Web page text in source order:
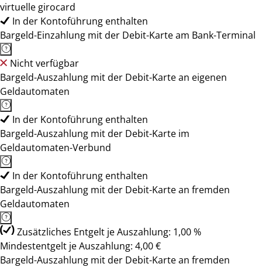
virtuelle girocard
In der Kontoführung enthalten
Bargeld-Einzahlung mit der Debit-Karte am Bank-Terminal
Nicht verfügbar
Bargeld-Auszahlung mit der Debit-Karte an eigenen
Geldautomaten
In der Kontoführung enthalten
Bargeld-Auszahlung mit der Debit-Karte im
Geldautomaten-Verbund
In der Kontoführung enthalten
Bargeld-Auszahlung mit der Debit-Karte an fremden
Geldautomaten
Zusätzliches Entgelt je Auszahlung: 1,00 %
Mindestentgelt je Auszahlung: 4,00 €
Bargeld-Auszahlung mit der Debit-Karte an fremden